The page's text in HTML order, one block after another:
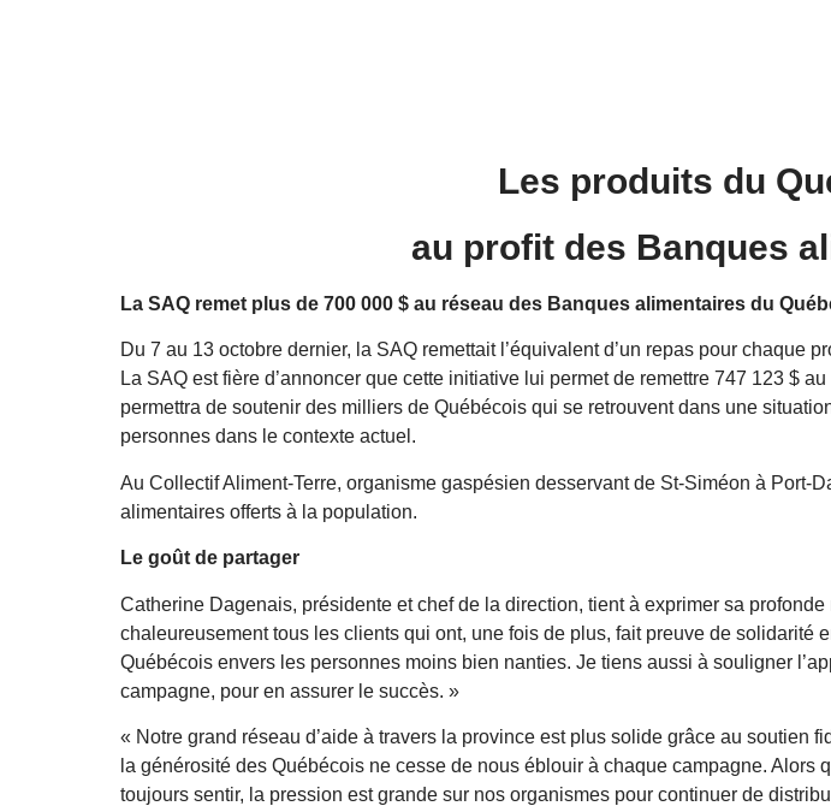
Les produits du
au profit des Banques
La SAQ remet plus de 700 000 $ au réseau des Banques alimentaires du
Du 7 au 13 octobre dernier, la SAQ remettait l’équivalent d’un repas pour chaque
La SAQ est fière d’annoncer que cette initiative lui permet de remettre 747 123 $
permettra de soutenir des milliers de Québécois qui se retrouvent dans une
personnes dans le contexte actuel.
Au Collectif Aliment-Terre, organisme gaspésien desservant de St-Siméon à Port-
alimentaires offerts à la population.
Le goût de partager
Catherine Dagenais, présidente et chef de la direction, tient à exprimer sa
chaleureusement tous les clients qui ont, une fois de plus, fait preuve de
Québécois envers les personnes moins bien nanties. Je tiens aussi à souligner
campagne, pour en assurer le succès. »
« Notre grand réseau d’aide à travers la province est plus solide grâce au soutien
la générosité des Québécois ne cesse de nous éblouir à chaque campagne.
toujours sentir, la pression est grande sur nos organismes pour continuer de